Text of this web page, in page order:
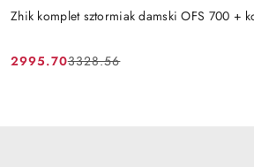
Zhik komplet sztormiak damski OFS 700 +
Cena
2995.70
Cena
3328.56